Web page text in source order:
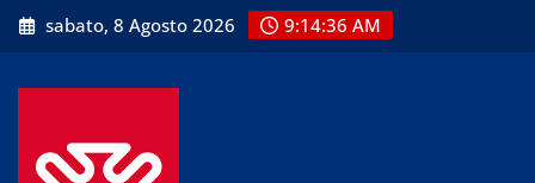
Skip
to
sabato, 8 Agosto 2026 9:14:36 AM